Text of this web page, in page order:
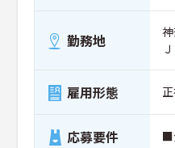
勤務地
雇用形態
応募要件 ■